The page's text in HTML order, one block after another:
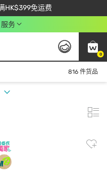
HK$399免运费
员尽享独家优惠
入 NEWAPP 即减$50
务
0
816 件货品